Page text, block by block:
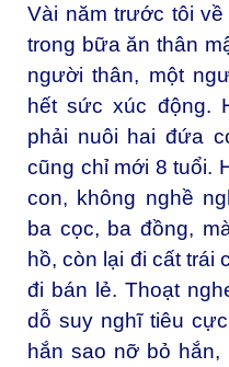
Vài năm trước tôi
trong bữa ăn thân
người thân, một
hết sức xúc động.
phải nuôi hai đứa
cũng chỉ mới 8 tuổi.
con, không nghề
ba cọc, ba đồng,
hồ, còn lại đi cất trái
đi bán lẻ. Thoạt
dỗ suy nghĩ tiêu
hắn sao nỡ bỏ